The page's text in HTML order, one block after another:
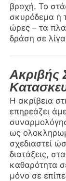
βροχή. Το
σκυρόδεμα ή
ώρες – τα
δράση σε
Ακριβής
Η ακρίβεια
επηρεάζει
ως
σχεδιαστεί
διατάξεις,
καθαρότητα
μόνο σε